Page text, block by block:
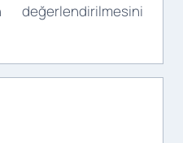
değerlendirilmesini